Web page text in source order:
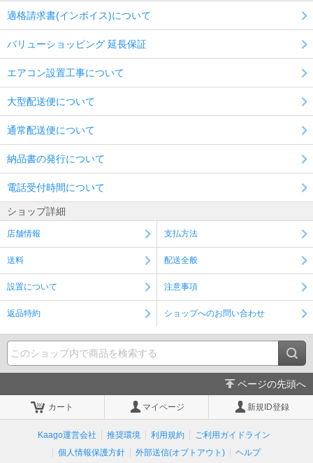
適格請求書(インボイス)について
バリューショッピング 延長保証
エアコン設置工事について
大型配送便について
通常配送便について
納品書の発行について
電話受付時間について
ショップ詳細
店舗情報 支払方法
送料 配送全般
設置について 注意事項
返品特約 ショップへのお問い合わせ
ページの先頭へ
カート マイページ 新規ID登録
Kaago運営会社 推奨環境 利用規約
ご利用ガイドライン
個人情報保護方針
外部送信(オプトアウト) ヘルプ